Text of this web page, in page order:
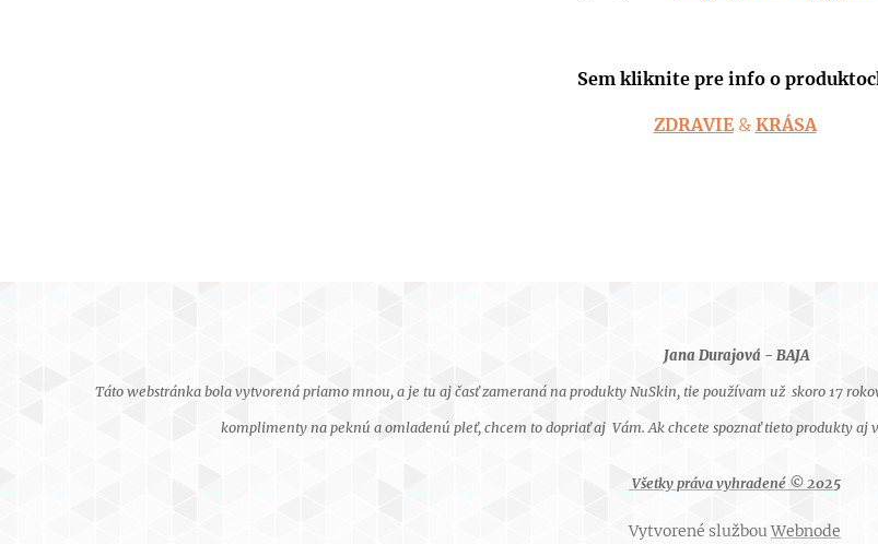
Sem kliknite pre info o
ZDRAVIE& KRÁSA
Jana Durajová - BAJA
Táto webstránka bola vytvorená priamo mnou, a je tu aj časť zameraná na produkty NuSkin, tie používam už skoro 17
komplimenty na peknú a omladenú pleť, chcem to dopriať aj Vám. Ak chcete spoznať tieto produkty
Všetky práva vyhradené © 2025
Vytvorené službouWebnode